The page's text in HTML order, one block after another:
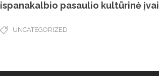
ispanakalbio pasaulio kultūrinė
UNCATEGORIZED